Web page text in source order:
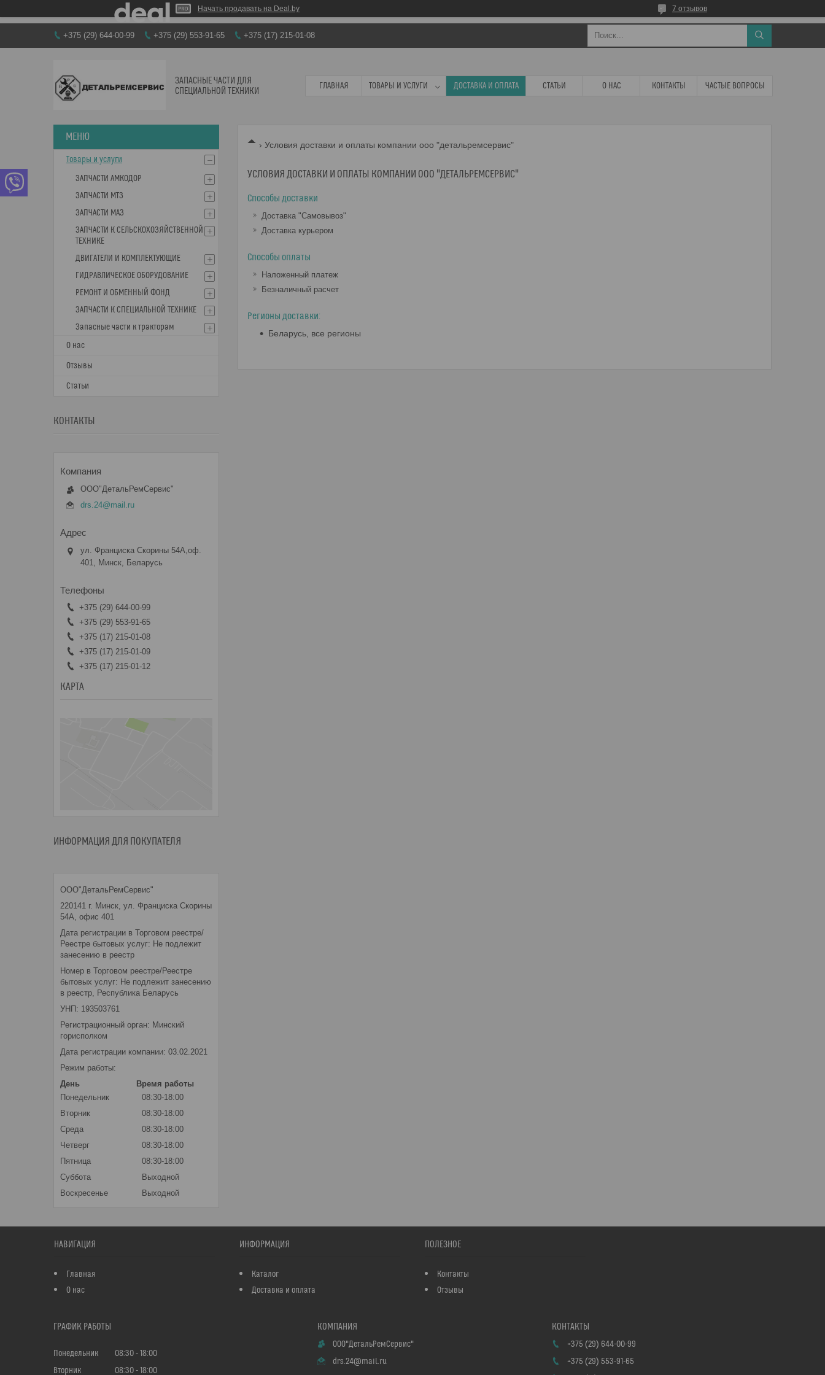
Начать продавать на Deal.by 7 отзывов
+375 (29) 644-00-99 +375 (29) 553-91-65 +375 (17) 215-01-08
ЗАПАСНЫЕ ЧАСТИ ДЛЯ
СПЕЦИАЛЬНОЙ ТЕХНИКИ
ГЛАВНАЯ ТОВАРЫ И УСЛУГИ ДОСТАВКА И ОПЛАТА СТАТЬИ О НАС КОНТАКТЫ ЧАСТЫЕ ВОПРОСЫ
Условия доставки и оплаты компании ооо "детальремсервис"
УСЛОВИЯ ДОСТАВКИ И ОПЛАТЫ КОМПАНИИ ООО "ДЕТАЛЬРЕМСЕРВИС"
Способы доставки
Доставка "Самовывоз"
Доставка курьером
Способы оплаты
Наложенный платеж
Безналичный расчет
Регионы доставки:
Беларусь, все регионы
Товары и услуги
ЗАПЧАСТИ АМКОДОР
ЗАПЧАСТИ МТЗ
ЗАПЧАСТИ МАЗ
ЗАПЧАСТИ К СЕЛЬСКОХОЗЯЙСТВЕННОЙ
ТЕХНИКЕ
ДВИГАТЕЛИ И КОМПЛЕКТУЮЩИЕ
ГИДРАВЛИЧЕСКОЕ ОБОРУДОВАНИЕ
РЕМОНТ И ОБМЕННЫЙ ФОНД
ЗАПЧАСТИ К СПЕЦИАЛЬНОЙ ТЕХНИКЕ
Запасные части к тракторам
О нас
Отзывы
Статьи
КОНТАКТЫ
ООО"ДетальРемСервис"
drs.24@mail.ru
ул. Франциска Скорины 54А,оф.
401, Минск, Беларусь
+375 (29) 644-00-99
+375 (29) 553-91-65
+375 (17) 215-01-08
+375 (17) 215-01-09
+375 (17) 215-01-12
КАРТА
ИНФОРМАЦИЯ ДЛЯ ПОКУПАТЕЛЯ
ООО"ДетальРемСервис"
220141 г. Минск, ул. Франциска Скорины
54А, офис 401
Дата регистрации в Торговом реестре/
Реестре бытовых услуг: Не подлежит
занесению в реестр
Номер в Торговом реестре/Реестре
бытовых услуг: Не подлежит занесению
в реестр, Республика Беларусь
УНП: 193503761
Регистрационный орган: Минский
горисполком
Дата регистрации компании: 03.02.2021
Режим работы:
День
Время работы
Понедельник
08:30-18:00
Вторник
08:30-18:00
Среда
08:30-18:00
Четверг
08:30-18:00
Пятница
08:30-18:00
Суббота
Выходной
Воскресенье
Выходной
НАВИГАЦИЯ
Главная
О нас
ИНФОРМАЦИЯ
Каталог
Доставка и оплата
ПОЛЕЗНОЕ
Контакты
Отзывы
ГРАФИК РАБОТЫ
Понедельник 08:30
18:00
Вторник
08:30 18:00
ООО"ДетальРемСервис"
drs.24@mail.ru
+375 (29) 644-00-99
+375 (29) 553-91-65